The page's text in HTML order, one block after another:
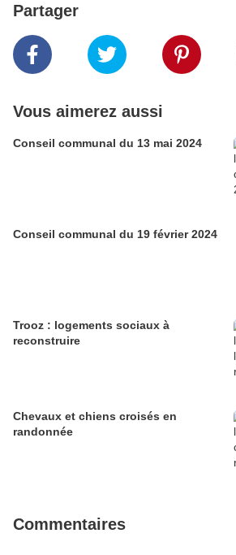
Partager
Vous aimerez aussi
Conseil communal du 13 mai 2024
Conseil communal du 19 février 2024
Trooz : logements sociaux à
reconstruire
Chevaux et chiens croisés en
randonnée
Commentaires